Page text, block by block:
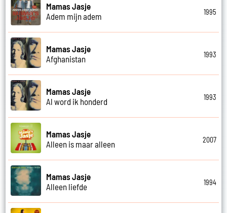
Mamas Jasje
Adem mijn adem
1995
Mamas Jasje
Afghanistan
1993
Mamas Jasje
Al word ik honderd
1993
Mamas Jasje
Alleen is maar alleen
2007
Mamas Jasje
Alleen liefde
1994